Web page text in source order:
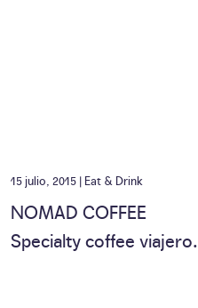
15 julio, 2015 | Eat & Drink
NOMAD COFFEE
Specialty coffee viajero.